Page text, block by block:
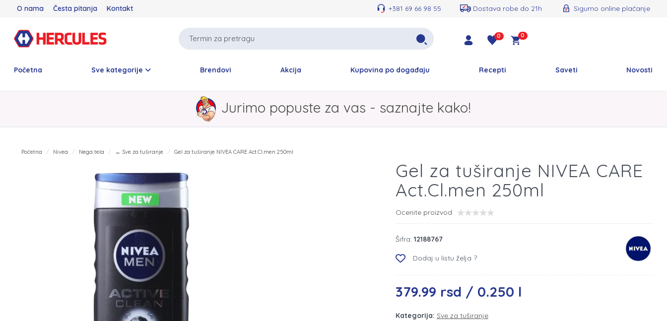
O nama Česta pitanja Kontakt +381 69 66 98 55 Dostava robe do 21h Sigurno online plaćanje
0 0
Početna Sve kategorije Brendovi Akcija Kupovina po događaju Recepti Saveti Novosti
Jurimo popuste za vas - saznajte kako!
Početna Nivea Nega tela ← Sve za tuširanje Gel za tuširanje NIVEA CARE Act.Cl.men 250ml
Gel za tuširanje NIVEA CARE
Act.Cl.men 250ml
Ocenite proizvod
Šifra: 12188767
Dodaj u listu želja ?
379.99 rsd / 0.250 l
Kategorija: Sve za tuširanje